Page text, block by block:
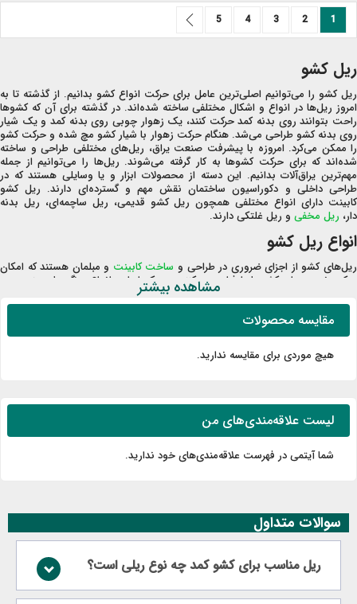
صفحهشما در حال خواندن صفحه
1 صفحه
2 صفحه
3 صفحه
4 صفحه
5
ریل کشو
ریل کشو را می‌توانیم اصلی‌ترین عامل برای حرکت انواع کشو بدانیم. از گذشته تا به
امروز ریل‌ها در انواع و اشکال مختلفی ساخته شده‌اند. در گذشته برای آن که کشوها
راحت بتوانند روی بدنه کمد حرکت کنند، یک زهوار چوبی روی بدنه کمد و یک شیار
روی بدنه کشو طراحی می‌شد. هنگام حرکت زهوار با شیار کشو مچ شده و حرکت کشو
را ممکن می‌کرد. امروزه با پیشرفت صنعت یراق، ریل‌های مختلفی طراحی و ساخته
شده‌اند که برای حرکت کشو‌ها به کار گرفته می‌شوند. ریل‌ها را می‌توانیم از جمله
مهم‌ترین یراق‌آلات بدانیم. این دسته از محصولات ابزار و یا وسایلی هستند که در
طراحی داخلی و دکوراسیون ساختمان نقش مهم و گسترده‌ای دارند. ریل کشو
کابینت دارای انواع مختلفی همچون ریل کشو قدیمی، ریل ساچمه‌ای، ریل بدنه
دار، ریل مخفی و ریل غلتکی دارند.
انواع ریل کشو
ریل‌های کشو از اجزای ضروری در طراحی و ساخت کابینت و مبلمان هستند که امکان
حرکت نرم و روان کشوها را فراهم می‌کنند. هر یک از این انواع ویژگی‌های منحصر به
فردی دارند که آنها را برای کاربردهای خاصی مناسب می‌سازد. ریل ساچمه‌ای با استفاده
از ساچمه‌های فولادی حرکتی نرم و بی‌صدا را ارائه می‌دهد. ریل بدنه دار با طراحی
محکم خود، تحمل وزن بالایی دارد. ریل مخفی با پنهان شدن زیر کشو، ظاهری زیبا و
مدرن ایجاد می‌کند. ریل غلتکی نیز با استفاده از غلتک‌ها، حرکتی روان و مقاوم در
برابر فرسایش را تضمین می‌کند.
بهره‌گیری از تکنولوژی ساچمه‌های فولادی، حرکتی فوق‌العاده نرم و بی‌صدا را ارائه
می‌دهد. این نوع ریل کشو کابینت از دو قسمت اصلی تشکیل شده است:
بین این دو قسمت، ساچمه‌های فولادی قرار می‌گیرند که با چرخش خود، اصطکاک را
بلکه صدای ناخوشایند بسته شدن کشو را نیز حذف می‌نماید. علاوه بر این، ریل‌های
ساچمه‌ای قابلیت تحمل وزن بالایی دارند و برای کشوهای سنگین مانند کشوهای فایل
ریل بدنه دار
ریل‌ بدنه دار که گاهی به‌عنوان ریل کشو قدیمی نیز شناخته می‌شود، نوعی از ریل
مشاهده بیشتر
مقایسه محصولات
هیچ موردی برای مقایسه ندارید.
لیست علاقه‌مندی‌های من
شما آیتمی در فهرست علاقه‌مندی‌های خود ندارید.
سوالات متداول
ریل مناسب برای کشو کمد چه نوع ریلی است؟